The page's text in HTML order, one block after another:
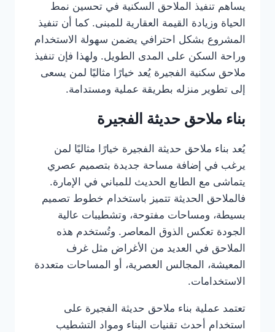
يساهم تنفيذ الملاحق السكنية في تحسين نمط
الحياة وزيادة القيمة العقارية للمبنى. كما أن تنفيذ
المشروع بشكل احترافي يضمن سهولة الاستخدام
وراحة السكن على المدى الطويل. ولهذا فإن تنفيذ
ملاحق سكنية الفجيرة يُعد خيارًا مثاليًا لمن يسعى
إلى تطوير منزله بطريقة عملية ومستدامة.
بناء ملاحق حديثة الفجيرة
يُعد بناء ملاحق حديثة الفجيرة خيارًا مثاليًا لمن
يرغب في إضافة مساحة جديدة بتصميم عصري
يتماشى مع الطابع الحديث للمباني في الإمارة.
فالملاحق الحديثة تتميز باستخدام خطوط تصميم
بسيطة، ومساحات مفتوحة، وتشطيبات عالية
الجودة تعكس الذوق المعاصر. وتُستخدم هذه
الملاحق في العديد من الأغراض مثل غرف
المعيشة، المجالس العصرية، أو المساحات متعددة
الاستخدامات.
تعتمد عملية بناء ملاحق حديثة الفجيرة على
استخدام أحدث تقنيات البناء ومواد التشطيب